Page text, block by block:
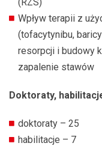
Wpływ terapii z
(tofacytynibu,
resorpcji i budowy
zapalenie stawów
Doktoraty,
doktoraty – 25
habilitacje – 7